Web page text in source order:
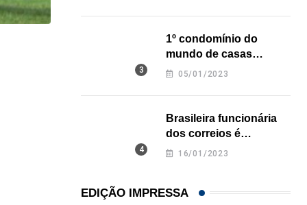
Açaí é reconhecido oficialmente como fruto
21/01/2026
1º condomínio do
mundo de casas
impressas em 3D é
05/01/2023
Brasileira funcionária
dos correios é
assassinada a facadas
16/01/2023
EDIÇÃO IMPRESSA